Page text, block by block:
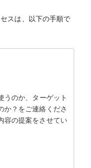
スは、以下の手順で
うのか、ターゲット
か？をご連絡くださ
容の提案をさせてい